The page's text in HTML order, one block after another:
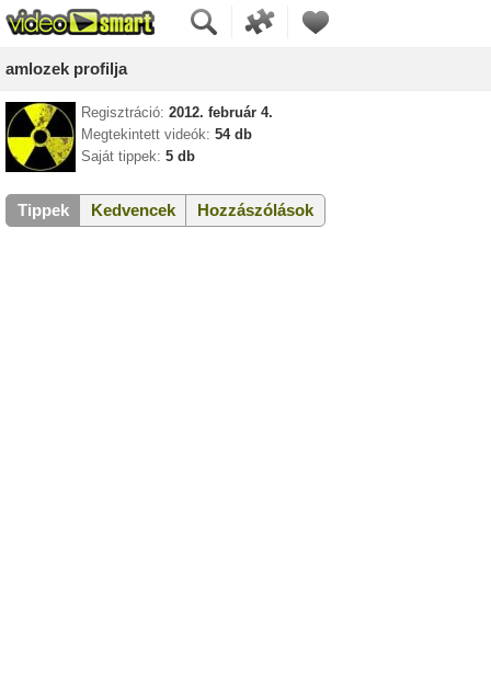
amlozek profilja
Regisztráció: 2012. február 4.
Megtekintett videók: 54 db
Saját tippek: 5 db
Tippek Kedvencek Hozzászólások